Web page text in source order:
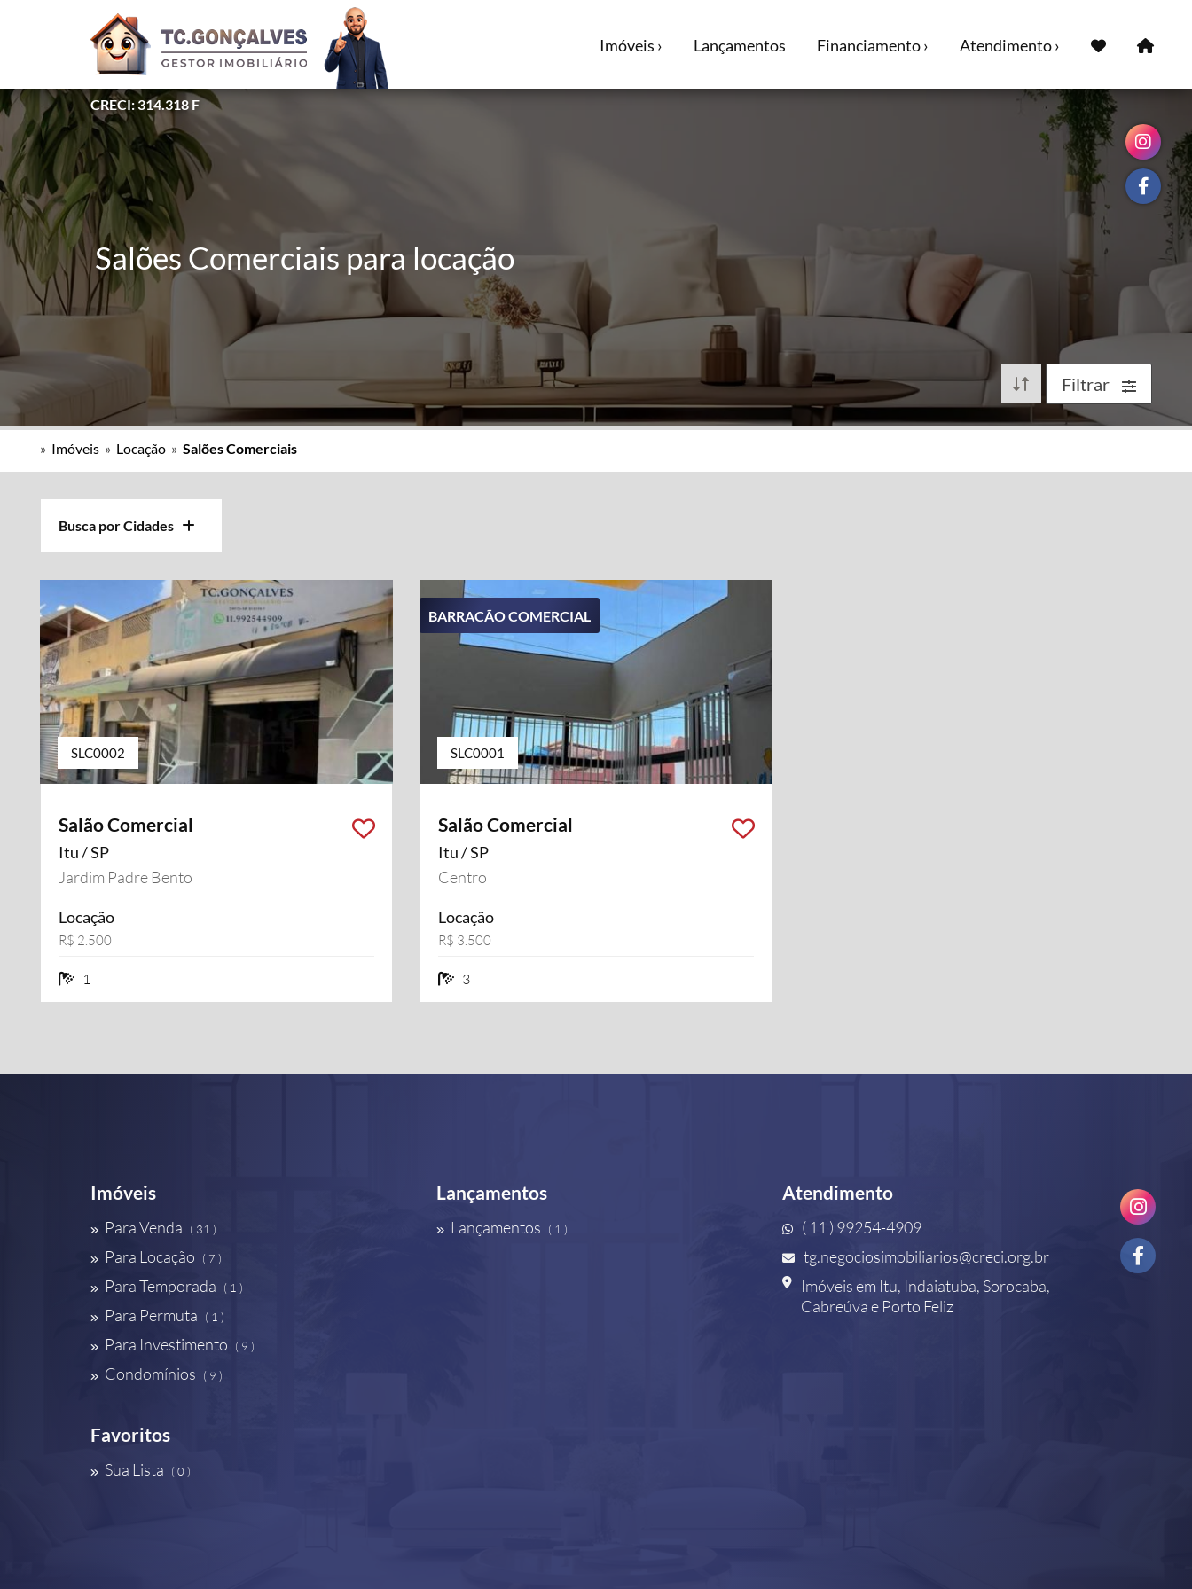
CRECI: 314.318 F
Imóveis › Lançamentos Financiamento › Atendimento ›
Salões Comerciais para locação
Filtrar
» Imóveis » Locação » Salões Comerciais
Busca por Cidades
SLC0002
Salão Comercial
Itu / SP
Jardim Padre Bento
Locação
R$ 2.500
1 banheiros
1
BARRACÃO COMERCIAL
SLC0001
Salão Comercial
Itu / SP
Centro
Locação
R$ 3.500
3 banheiros
3
Imóveis
Para Venda ( 31 )
Para Locação ( 7 )
Para Temporada ( 1 )
Para Permuta ( 1 )
Para Investimento ( 9 )
Condomínios ( 9 )
Favoritos
Sua Lista ( 0 )
Lançamentos
Lançamentos ( 1 )
Atendimento
( 11 ) 99254-4909
tg.negociosimobiliarios@creci.org.br
Imóveis em Itu, Indaiatuba, Sorocaba,
Cabreúva e Porto Feliz